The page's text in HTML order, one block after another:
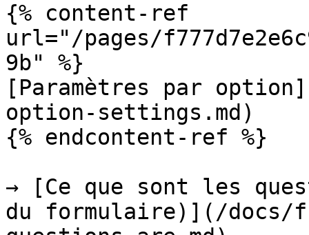
{% content-ref
url="/pages/
9b" %}
[Paramètres par
option-settings.md)
{% endcontent-ref %}
→ [Ce que sont les
du formulaire)](/docs/